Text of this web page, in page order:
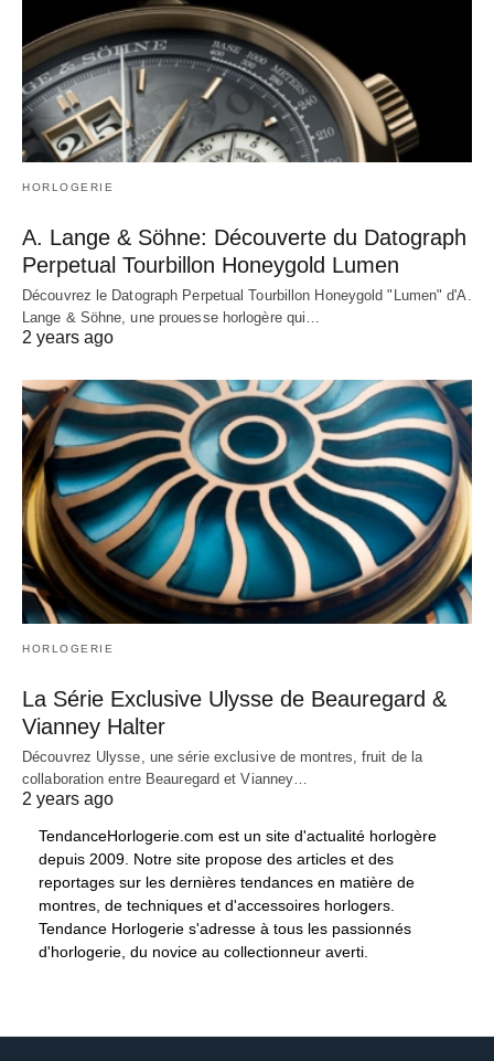
HORLOGERIE
A. Lange & Söhne: Découverte du Datograph
Perpetual Tourbillon Honeygold Lumen
Découvrez le Datograph Perpetual Tourbillon Honeygold "Lumen" d'A.
Lange & Söhne, une prouesse horlogère qui…
2 years ago
HORLOGERIE
La Série Exclusive Ulysse de Beauregard &
Vianney Halter
Découvrez Ulysse, une série exclusive de montres, fruit de la
collaboration entre Beauregard et Vianney…
2 years ago
TendanceHorlogerie.com est un site d'actualité horlogère
depuis 2009. Notre site propose des articles et des
reportages sur les dernières tendances en matière de
montres, de techniques et d'accessoires horlogers.
Tendance Horlogerie s'adresse à tous les passionnés
d'horlogerie, du novice au collectionneur averti.